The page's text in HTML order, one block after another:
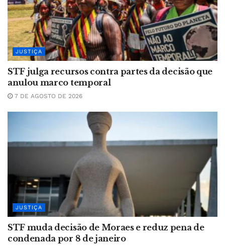
JUSTIÇA
STF julga recursos contra partes da decisão que
anulou marco temporal
7 DE AGOSTO DE 2026
JUSTIÇA
STF muda decisão de Moraes e reduz pena de
condenada por 8 de janeiro